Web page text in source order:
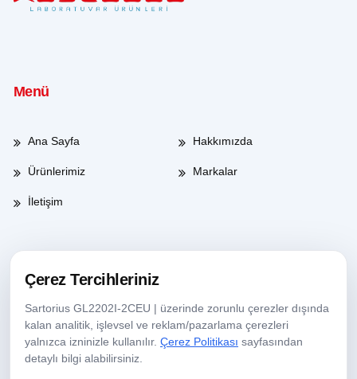
Menü
Ana Sayfa Hakkımızda
Ürünlerimiz Markalar
İletişim
Çalışma Saatleri
Haftaiçi 08:00-17:30
Cumartesi
Çerez Tercihleriniz
Sartorius GL2202I-2CEU | üzerinde zorunlu çerezler dışında
kalan analitik, işlevsel ve reklam/pazarlama çerezleri
yalnızca izninizle kullanılır. Çerez Politikası sayfasından
detaylı bilgi alabilirsiniz.